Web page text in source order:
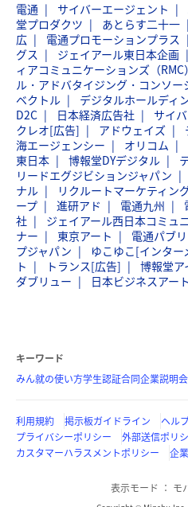
電通 サイバーエージェント
堂プロダクツ
あとらす二十一
広
電通プロモーションプラス
グス
ジェイアール東日本企画
ィアコミュニケーションズ（RMC）
ル・アドバタイジング・コンソー
ベクトル
デジタルホールディ
D2C
日本経済広告社
サイ
クレオ[広告]
アドウェイズ
海エージェンシー
オリコム
東日本
博報堂DYデジタル
リードエグジビションジャパン
ナル
リクルートマーケティン
ープ
進研アド 電通九州
社
ジェイアール西日本コミュ
ナー
東京アート 電通パブ
プジャパン
ゆこゆこ[インター
ト
トランス[広告] 博報堂ア
ダブリュー
日本ビジネスアート
キーワード
みん就の使い方学生認証合同企業説明会
利用規約 掲示板ガイドライン ヘル
プライバシーポリシー
外部送信ポリ
カスタマーハラスメントポリシー
企
表示モード モ